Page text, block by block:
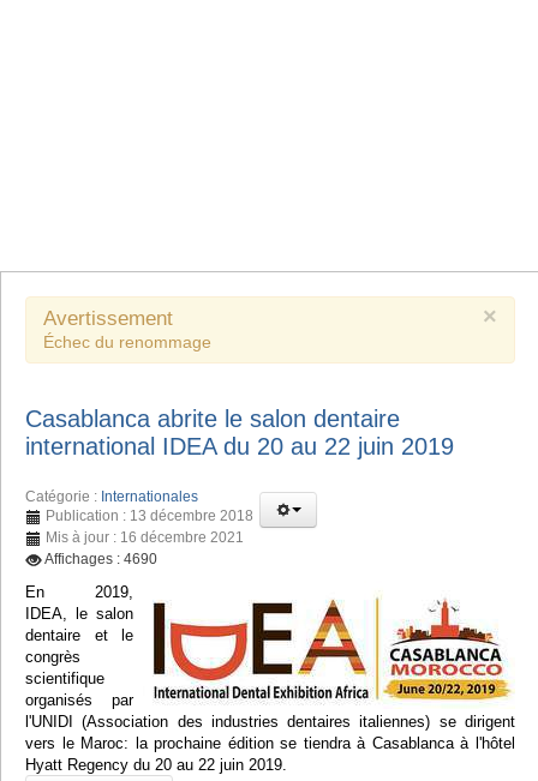
×
Avertissement
Échec du renommage
Casablanca abrite le salon dentaire
international IDEA du 20 au 22 juin 2019
Catégorie : Internationales
Publication : 13 décembre 2018
Mis à jour : 16 décembre 2021
Affichages : 4690
En 2019,
IDEA, le salon
dentaire et le
congrès
scientifique
organisés par
l'UNIDI (Association des industries dentaires italiennes) se dirigent
vers le Maroc: la prochaine édition se tiendra à Casablanca à l'hôtel
Hyatt Regency du 20 au 22 juin 2019.